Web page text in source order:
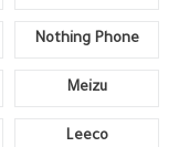
Nothing Phone
Meizu
Leeco